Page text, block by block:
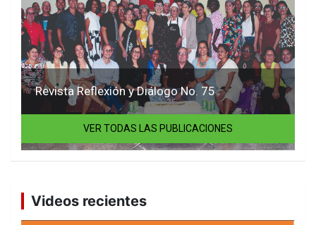
Revista Reflexión y Diálogo No. 75
VER TODAS LAS PUBLICACIONES
Videos recientes